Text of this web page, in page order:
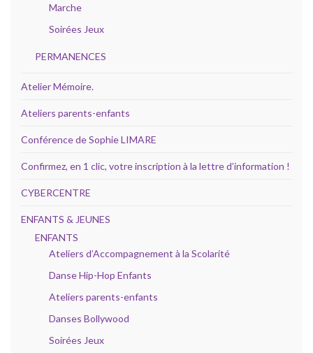
Marche
Soirées Jeux
PERMANENCES
Atelier Mémoire.
Ateliers parents-enfants
Conférence de Sophie LIMARE
Confirmez, en 1 clic, votre inscription à la lettre d’information !
CYBERCENTRE
ENFANTS & JEUNES
ENFANTS
Ateliers d’Accompagnement à la Scolarité
Danse Hip-Hop Enfants
Ateliers parents-enfants
Danses Bollywood
Soirées Jeux